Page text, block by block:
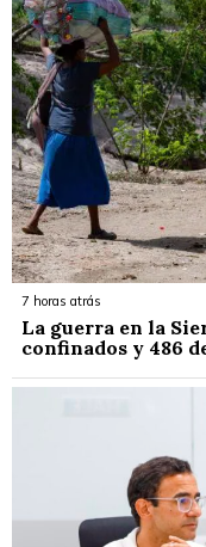
7 horas atrás
La guerra en la
confinados y 486